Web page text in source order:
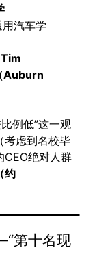
用汽车学
Auburn
例低”这一观
考虑到名校毕
CEO绝对人群
约
第十名现